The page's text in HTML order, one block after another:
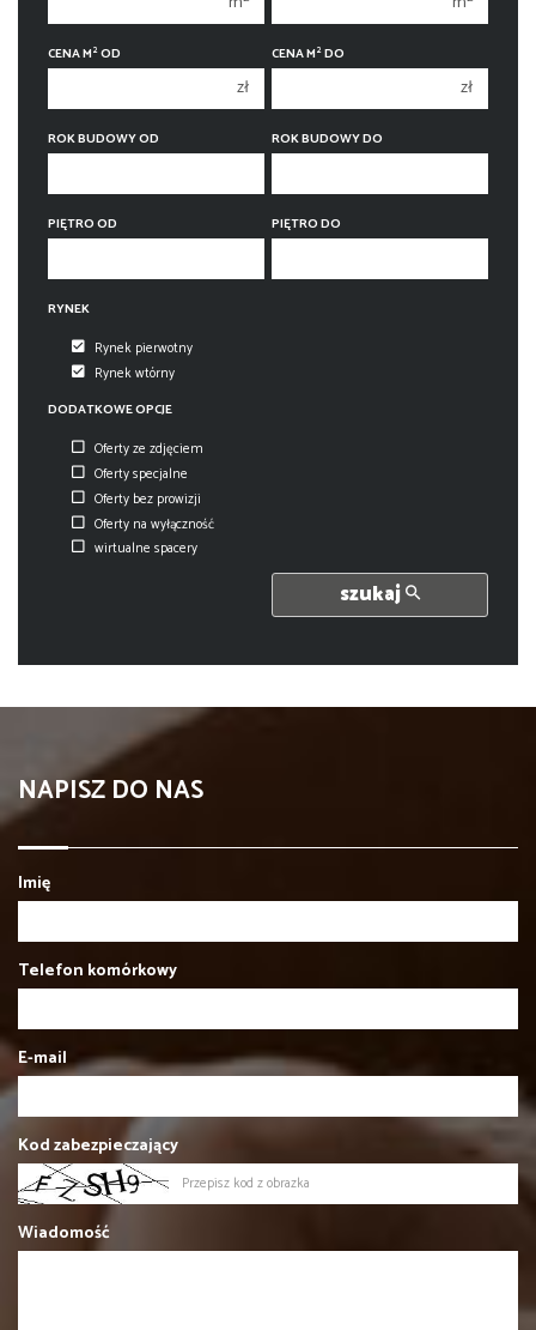
3 pokoje
4 pokoje
6 pokoi
3 pokoje
4 pokoje
6 pokoi
CENA M2OD
zł
CENA M2DO
zł
ROK BUDOWY OD ROK BUDOWY DO
PIĘTRO OD PIĘTRO DO
RYNEK
Rynek pierwotny
Rynek wtórny
DODATKOWE OPCJE
Oferty ze zdjęciem
Oferty specjalne
Oferty bez prowizji
Oferty na wyłączność
wirtualne spacery
szukaj
NAPISZ DO NAS
Imię
Telefon komórkowy
E-mail
Kod zabezpieczający
Wiadomość